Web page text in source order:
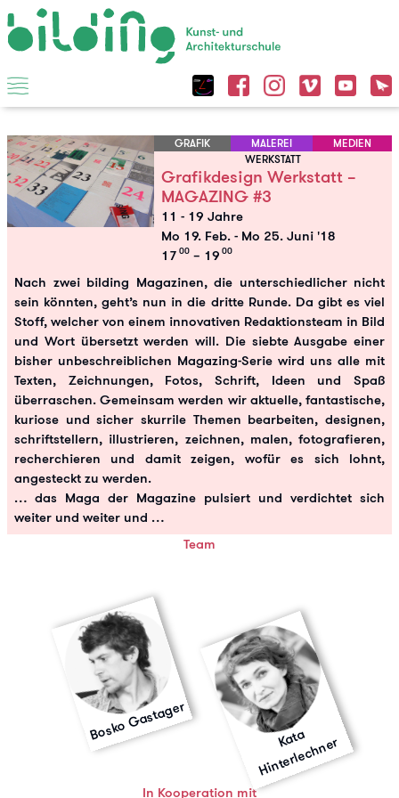
GRAFIK MALEREI
MEDIEN
WERKSTATT
Grafikdesign Werkstatt –
MAGAZING #3
11 - 19 Jahre
Mo 19. Feb. - Mo 25. Juni '18
17 00 – 19 00
Nach zwei bilding Magazinen, die unterschiedlicher nicht
sein könnten, geht’s nun in die dritte Runde. Da gibt es viel
Stoff, welcher von einem innovativen Redaktionsteam in Bild
und Wort übersetzt werden will. Die siebte Ausgabe einer
bisher unbeschreiblichen Magazing-Serie wird uns alle mit
Texten, Zeichnungen, Fotos, Schrift, Ideen und Spaß
überraschen. Gemeinsam werden wir aktuelle, fantastische,
kuriose und sicher skurrile Themen bearbeiten, designen,
schriftstellern, illustrieren, zeichnen, malen, fotografieren,
recherchieren und damit zeigen, wofür es sich lohnt,
angesteckt zu werden.
… das Maga der Magazine pulsiert und verdichtet sich
weiter und weiter und …
Team
Bosko Gastager
K
at
a
Hi
nt
e
rl
e
c
h
n
e
r
In Kooperation mit